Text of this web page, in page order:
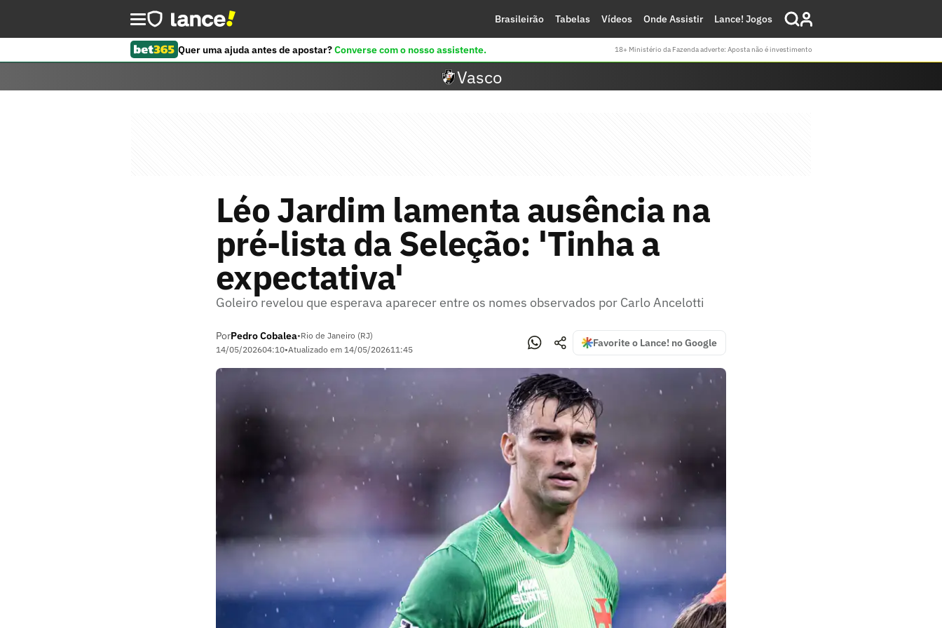
Brasileirão Tabelas Vídeos Onde Assistir Lance! Jogos
Quer uma ajuda antes de apostar?Converse com o nosso assistente. 18+ Ministério da Fazenda adverte: Aposta não é investimento
Vasco
Léo Jardim lamenta ausência na
pré-lista da Seleção: 'Tinha a
expectativa'
Goleiro revelou que esperava aparecer entre os nomes observados por Carlo Ancelotti
PorPedro Cobalea•Rio de Janeiro (RJ)
14/05/202604:10•Atualizado em 14/05/202611:45
Favorite o Lance! no Google